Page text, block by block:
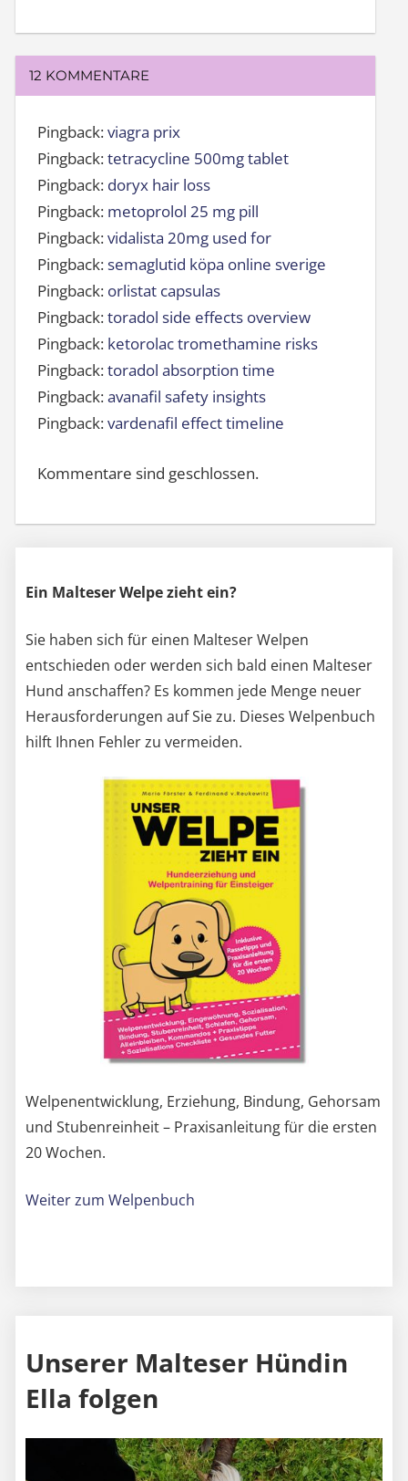
12 KOMMENTARE
Pingback:viagra prix
Pingback:tetracycline 500mg tablet
Pingback: doryx hair loss
Pingback: metoprolol 25 mg pill
Pingback:vidalista 20mg used for
Pingback:semaglutid köpa online sverige
Pingback: orlistat capsulas
Pingback:toradol side effects overview
Pingback: ketorolac tromethamine risks
Pingback:toradol absorption time
Pingback:avanafil safety insights
Pingback:vardenafil effect timeline
Kommentare sind geschlossen.
Ein Malteser Welpe zieht ein?
Sie haben sich für einen Malteser Welpen
entschieden oder werden sich bald einen Malteser
Hund anschaffen? Es kommen jede Menge neuer
Herausforderungen auf Sie zu. Dieses Welpenbuch
hilft Ihnen Fehler zu vermeiden.
Welpenentwicklung, Erziehung, Bindung, Gehorsam
und Stubenreinheit – Praxisanleitung für die ersten
20 Wochen.
Weiter zum Welpenbuch
Unserer Malteser Hündin
Ella folgen